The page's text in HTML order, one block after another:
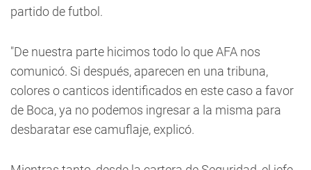
partido de futbol.
"De nuestra parte hicimos todo lo que AFA nos
comunicó. Si después, aparecen en una tribuna,
colores o canticos identificados en este caso a favor
de Boca, ya no podemos ingresar a la misma para
desbaratar ese camuflaje, explicó.